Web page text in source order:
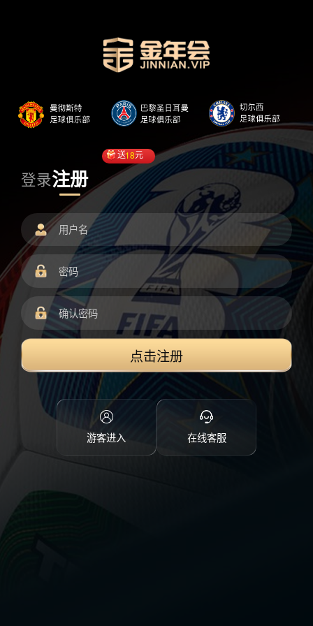
登录注册
送18元
点击注册
游客进入 在线客服